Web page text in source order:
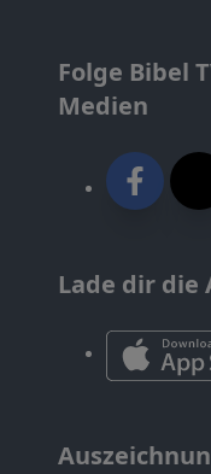
Folge Bibel
Medien
Lade dir